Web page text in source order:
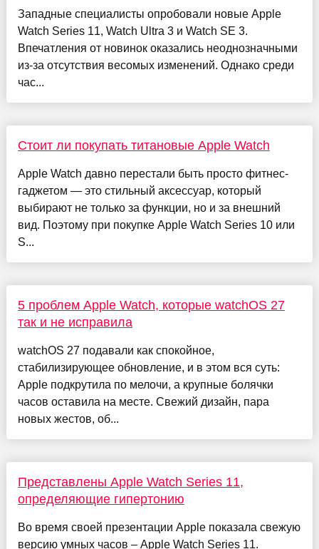
Западные специалисты опробовали новые Apple
Watch Series 11, Watch Ultra 3 и Watch SE 3.
Впечатления от новинок оказались неоднозначными
из-за отсутствия весомых изменений. Однако среди
час...
Стоит ли покупать титановые Apple Watch
Apple Watch давно перестали быть просто фитнес-
гаджетом — это стильный аксессуар, который
выбирают не только за функции, но и за внешний
вид. Поэтому при покупке Apple Watch Series 10 или
S...
5 проблем Apple Watch, которые watchOS 27
так и не исправила
watchOS 27 подавали как спокойное,
стабилизирующее обновление, и в этом вся суть:
Apple подкрутила по мелочи, а крупные болячки
часов оставила на месте. Свежий дизайн, пара
новых жестов, об...
Представлены Apple Watch Series 11,
определяющие гипертонию
Во время своей презентации Apple показала свежую
версию умных часов – Apple Watch Series 11.